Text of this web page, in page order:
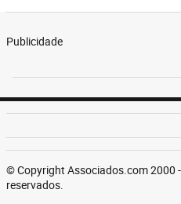
Publicidade
© Copyright Associados.com 2000
reservados.